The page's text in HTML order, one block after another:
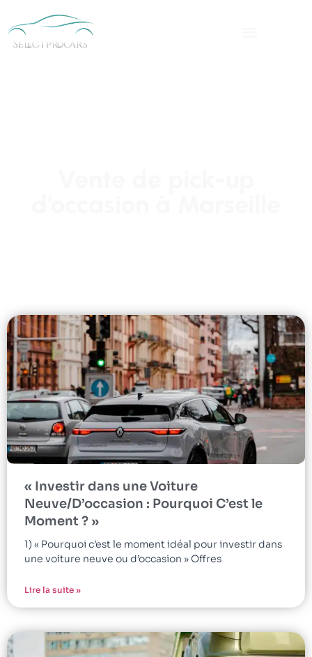
« Investir dans une Voiture
Neuve/D’occasion : Pourquoi C’est le
Moment ? »
1) « Pourquoi c’est le moment idéal pour investir dans
une voiture neuve ou d’occasion » Offres
Lire la suite »